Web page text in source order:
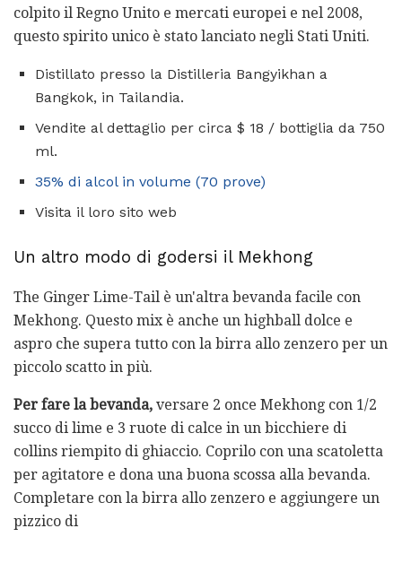
colpito il Regno Unito e mercati europei e nel 2008,
questo spirito unico è stato lanciato negli Stati Uniti.
Distillato presso la Distilleria Bangyikhan a
Bangkok, in Tailandia.
Vendite al dettaglio per circa $ 18 / bottiglia da 750
ml.
35% di alcol in volume (70 prove)
Visita il loro sito web
Un altro modo di godersi il Mekhong
The Ginger Lime-Tail è un'altra bevanda facile con
Mekhong. Questo mix è anche un highball dolce e
aspro che supera tutto con la birra allo zenzero per un
piccolo scatto in più.
Per fare la bevanda, versare 2 once Mekhong con 1/2
succo di lime e 3 ruote di calce in un bicchiere di
collins riempito di ghiaccio. Coprilo con una scatoletta
per agitatore e dona una buona scossa alla bevanda.
Completare con la birra allo zenzero e aggiungere un
pizzico di